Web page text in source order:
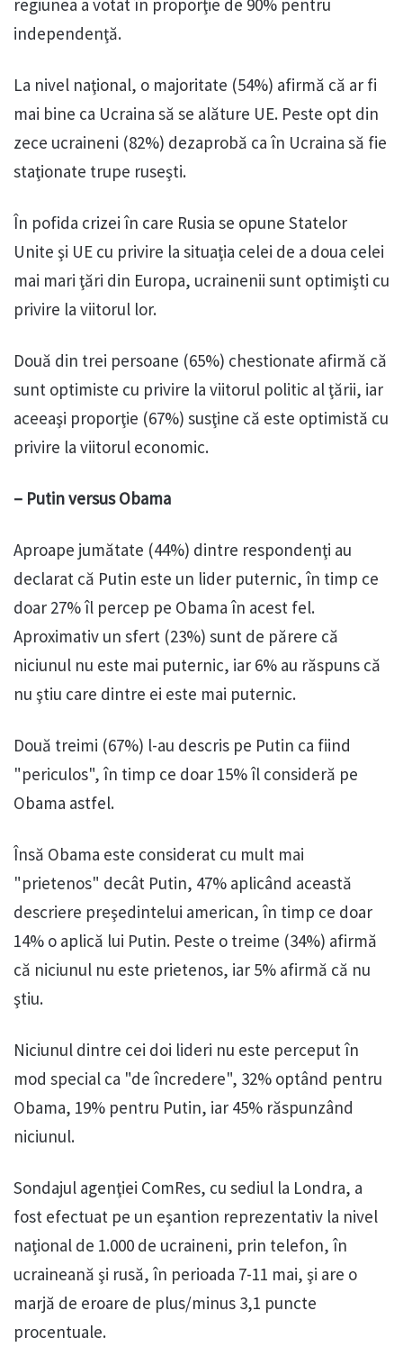
independenţă.
La nivel naţional, o majoritate (54%) afirmă că ar fi
mai bine ca Ucraina să se alăture UE. Peste opt din
zece ucraineni (82%) dezaprobă ca în Ucraina să fie
staţionate trupe ruseşti.
În pofida crizei în care Rusia se opune Statelor
Unite şi UE cu privire la situaţia celei de a doua celei
mai mari ţări din Europa, ucrainenii sunt optimişti cu
privire la viitorul lor.
Două din trei persoane (65%) chestionate afirmă că
sunt optimiste cu privire la viitorul politic al ţării, iar
aceeaşi proporţie (67%) susţine că este optimistă cu
privire la viitorul economic.
– Putin versus Obama
Aproape jumătate (44%) dintre respondenţi au
declarat că Putin este un lider puternic, în timp ce
doar 27% îl percep pe Obama în acest fel.
Aproximativ un sfert (23%) sunt de părere că
niciunul nu este mai puternic, iar 6% au răspuns că
nu ştiu care dintre ei este mai puternic.
Două treimi (67%) l-au descris pe Putin ca fiind
"periculos", în timp ce doar 15% îl consideră pe
Obama astfel.
Însă Obama este considerat cu mult mai
"prietenos" decât Putin, 47% aplicând această
descriere preşedintelui american, în timp ce doar
14% o aplică lui Putin. Peste o treime (34%) afirmă
că niciunul nu este prietenos, iar 5% afirmă că nu
ştiu.
Niciunul dintre cei doi lideri nu este perceput în
mod special ca "de încredere", 32% optând pentru
Obama, 19% pentru Putin, iar 45% răspunzând
niciunul.
Sondajul agenţiei ComRes, cu sediul la Londra, a
fost efectuat pe un eşantion reprezentativ la nivel
naţional de 1.000 de ucraineni, prin telefon, în
ucraineană şi rusă, în perioada 7-11 mai, şi are o
marjă de eroare de plus/minus 3,1 puncte
procentuale.